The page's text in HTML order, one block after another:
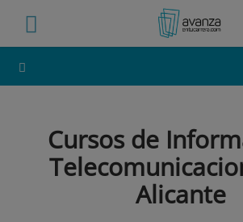
Cursos de
Alicante